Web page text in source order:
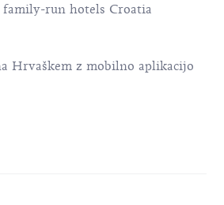
family-run hotels Croatia
Hrvaškem z mobilno aplikacijo